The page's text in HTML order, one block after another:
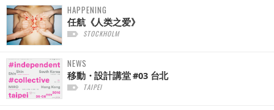
HAPPENING
任航《人类之爱》
STOCKHOLM
NEWS
移動・設計講堂 #03 台北
TAIPEI